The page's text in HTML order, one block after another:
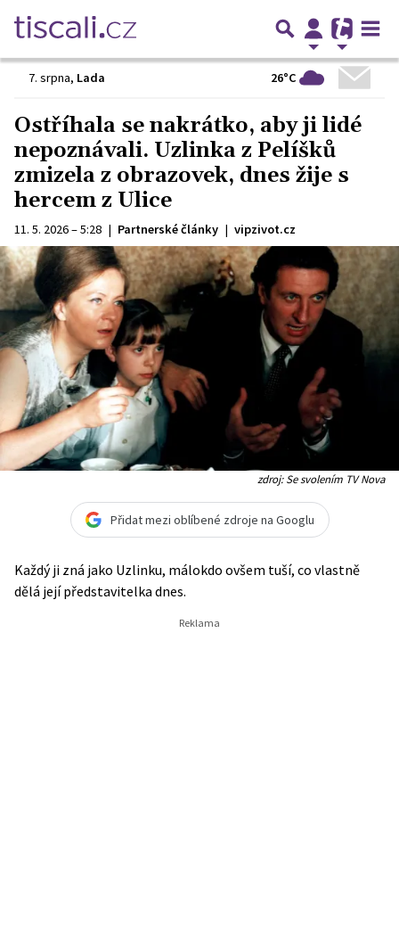
7. srpna, Lada 26°C
Ostříhala se nakrátko, aby ji lidé
nepoznávali. Uzlinka z Pelíšků
zmizela z obrazovek, dnes žije s
hercem z Ulice
11. 5. 2026 – 5:28 | Partnerské články | vipzivot.cz
zdroj: Se svolením TV Nova
Přidat mezi oblíbené zdroje na Googlu
Každý ji zná jako Uzlinku, málokdo ovšem tuší, co vlastně
dělá její představitelka dnes.